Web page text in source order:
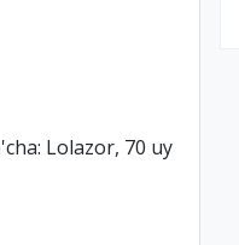
Lolazor, 70 uy